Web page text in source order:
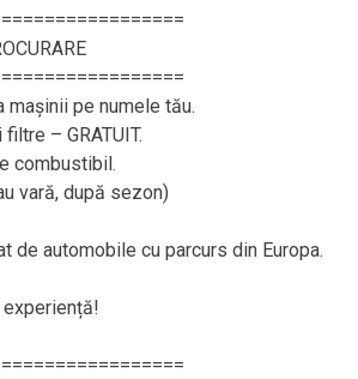
mașinii pe numele tău.
– GRATUIT.
combustibil.
vară, după sezon)
de automobile cu parcurs din Europa.